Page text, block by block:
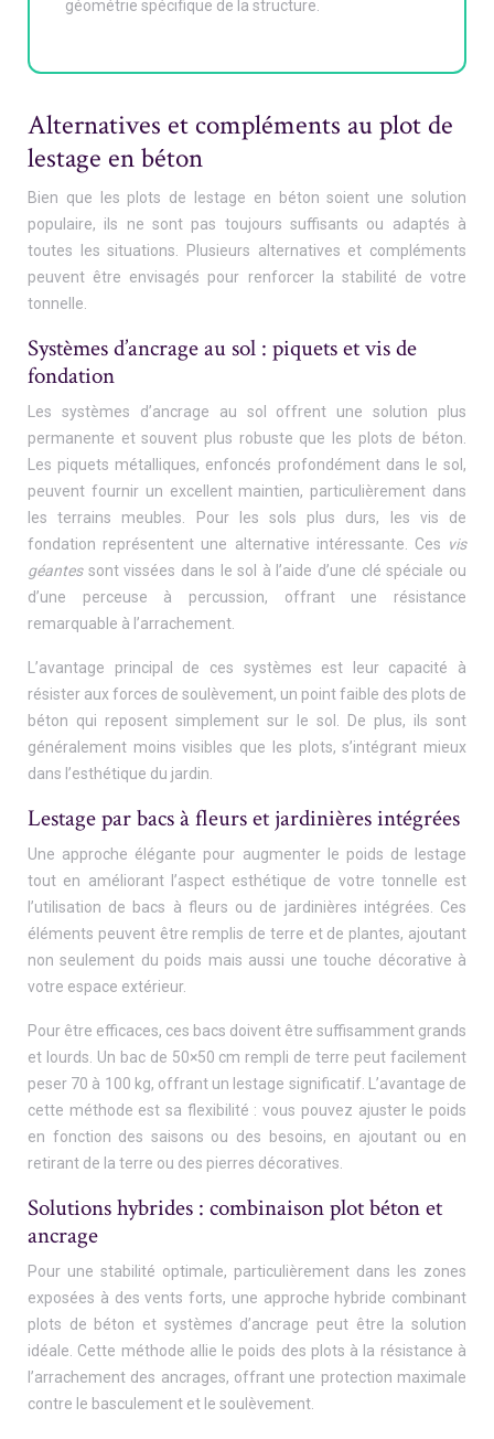
géométrie spécifique de la structure.
Alternatives et compléments au plot de
lestage en béton
Bien que les plots de lestage en béton soient une solution
populaire, ils ne sont pas toujours suffisants ou adaptés à
toutes les situations. Plusieurs alternatives et compléments
peuvent être envisagés pour renforcer la stabilité de votre
tonnelle.
Systèmes d’ancrage au sol : piquets et vis de
fondation
Les systèmes d’ancrage au sol offrent une solution plus
permanente et souvent plus robuste que les plots de béton.
Les piquets métalliques, enfoncés profondément dans le sol,
peuvent fournir un excellent maintien, particulièrement dans
les terrains meubles. Pour les sols plus durs, les vis de
fondation représentent une alternative intéressante. Ces vis
géantes sont vissées dans le sol à l’aide d’une clé spéciale ou
d’une perceuse à percussion, offrant une résistance
remarquable à l’arrachement.
L’avantage principal de ces systèmes est leur capacité à
résister aux forces de soulèvement, un point faible des plots de
béton qui reposent simplement sur le sol. De plus, ils sont
généralement moins visibles que les plots, s’intégrant mieux
dans l’esthétique du jardin.
Lestage par bacs à fleurs et jardinières intégrées
Une approche élégante pour augmenter le poids de lestage
tout en améliorant l’aspect esthétique de votre tonnelle est
l’utilisation de bacs à fleurs ou de jardinières intégrées. Ces
éléments peuvent être remplis de terre et de plantes, ajoutant
non seulement du poids mais aussi une touche décorative à
votre espace extérieur.
Pour être efficaces, ces bacs doivent être suffisamment grands
et lourds. Un bac de 50×50 cm rempli de terre peut facilement
peser 70 à 100 kg, offrant un lestage significatif. L’avantage de
cette méthode est sa flexibilité : vous pouvez ajuster le poids
en fonction des saisons ou des besoins, en ajoutant ou en
retirant de la terre ou des pierres décoratives.
Solutions hybrides : combinaison plot béton et
ancrage
Pour une stabilité optimale, particulièrement dans les zones
exposées à des vents forts, une approche hybride combinant
plots de béton et systèmes d’ancrage peut être la solution
idéale. Cette méthode allie le poids des plots à la résistance à
l’arrachement des ancrages, offrant une protection maximale
contre le basculement et le soulèvement.